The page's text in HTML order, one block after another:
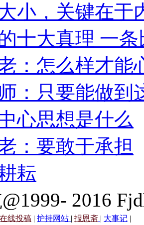
小，关键在于
十大真理 一
：怎么样才能
：只要能做到
心思想是什么
：要敢于承担
耘
2016
在线投稿 | 护持网站 | 报恩斋 | 大事记 |